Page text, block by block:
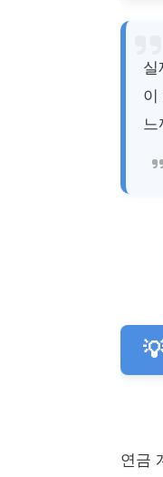
실
이
느
연금